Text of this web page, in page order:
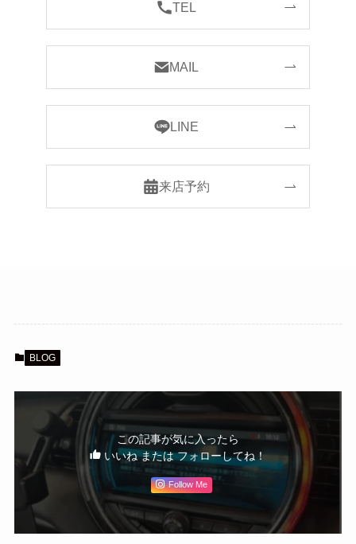
TEL
MAIL
LINE
来店予約
BLOG
この記事が気に入ったら
いいね または フォローしてね！
Follow Me